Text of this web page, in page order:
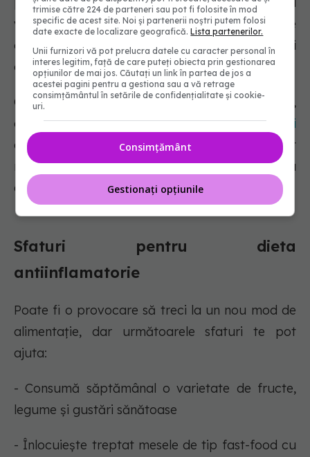
vegetariană timp de 2 ani sau mai mult au, de
obicei, biomarkeri inflamatori mai mici decât cei
care mănâncă carne.
Cu toate acestea, lipsesc studiile mari,
controlate asupramecanismelor antiinflamatorii
ale dietelor vegane și vegetariene și sunt
necesare cercetări suplimentare pentru a
explora pe deplin efectele lor pozitive.
Sfaturi pentru dieta
antiinflamatorie
Poate fi o provocare să treci la un nou mod de
alimentație, dar următoarele sfaturi te pot
ajuta:
- Consumă săptămânal o varietate de fructe,
legume și gustări sănătoase
- Înlocuiește treptat mesele de tip fast-food cu
trimise către 224 de parteneri sau pot fi folosite în mod
specific de acest site. Noi și partenerii noștri putem folosi
date exacte de localizare geografică.Lista partenerilor.
Unii furnizori vă pot prelucra datele cu caracter personal în
interes legitim, față de care puteți obiecta prin gestionarea
opțiunilor de mai jos. Căutați un link în partea de jos a
acestei pagini pentru a gestiona sau a vă retrage
consimțământul în setările de confidențialitate și cookie-
uri.
Consimțământ
Gestionați opțiunile